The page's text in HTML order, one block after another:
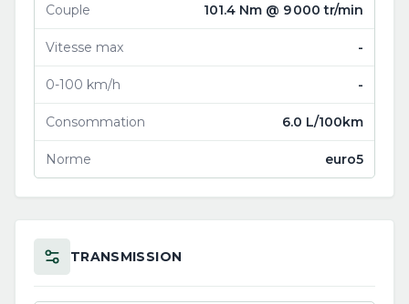
Couple 101.4 Nm @ 9 000 tr/min
Vitesse max -
0-100 km/h -
Consommation 6.0 L/100km
Norme euro5
TRANSMISSION